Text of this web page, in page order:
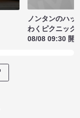
ノンタンのハッ
わくピクニック
08/08 09:30 開